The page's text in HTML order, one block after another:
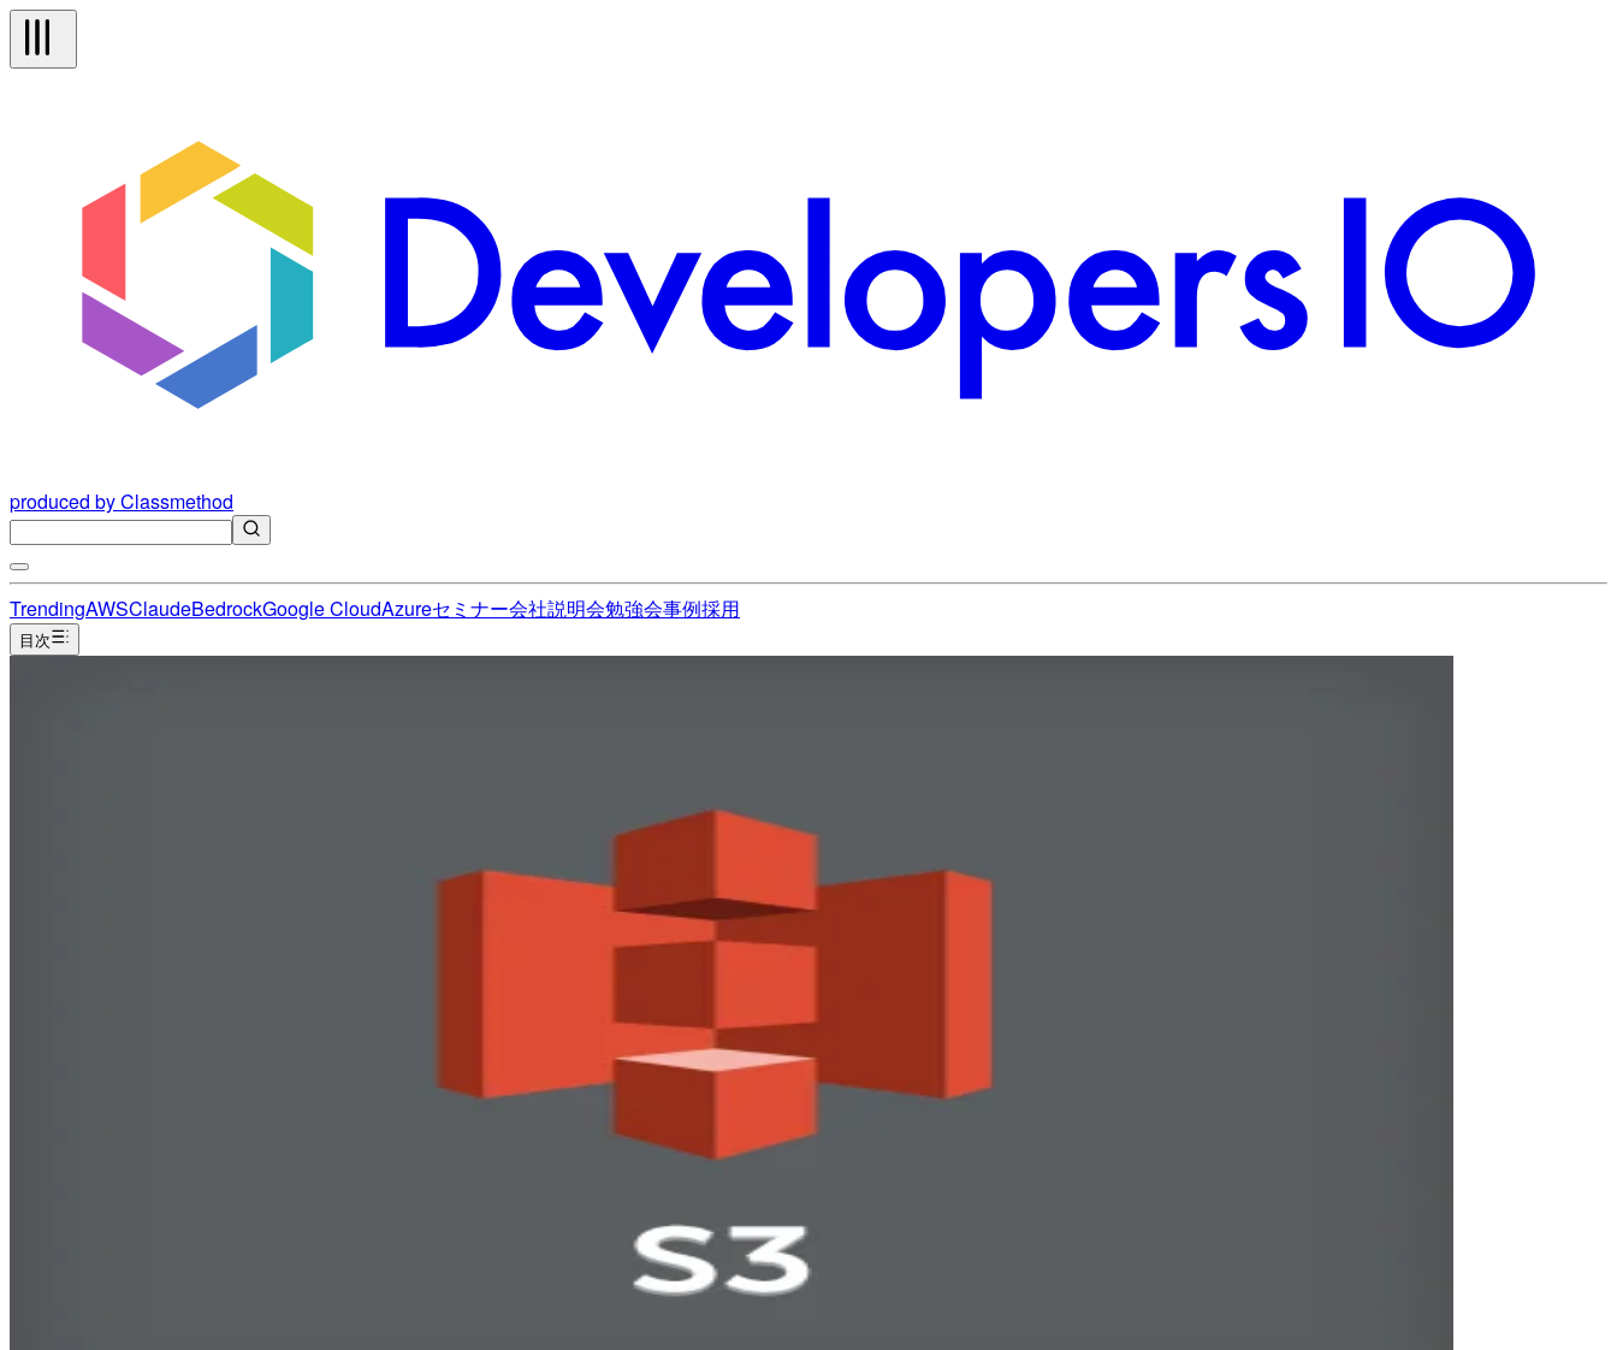
produced by Classmethod
TrendingAWSClaudeBedrockGoogle CloudAzureセミナー会社説明会勉強会事例採用
目次